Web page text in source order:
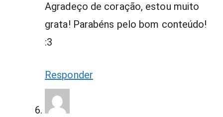
Agradeço de coração, estou muito
grata! Parabéns pelo bom conteúdo!
:3
Responder